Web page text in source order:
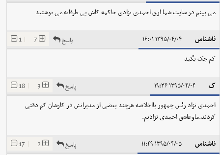
می بینم در سایت شما ارق احمدی نژادی حاکمه کاش بی طرفانه می نوشتید
ناشناس ۱۳۹۵/۰۴/۰۴ ۱۶:۰۱ 7
|
1 پاسخ
کم جک بگید
ک ۱۳۹۵/۰۴/۰۴ ۱۹:۳۶ 3
|
18 پاسخ
احمدی نژاد رئس جمهور بااخلاصه هرچند بعضی از مدیرانش در کارشان کم دقتی
کردند.ماوعاشق احمدی نژادیم.
ناشناس ۱۳۹۵/۰۴/۰۵ ۱۱:۴۹ 2
|
17 پاسخ